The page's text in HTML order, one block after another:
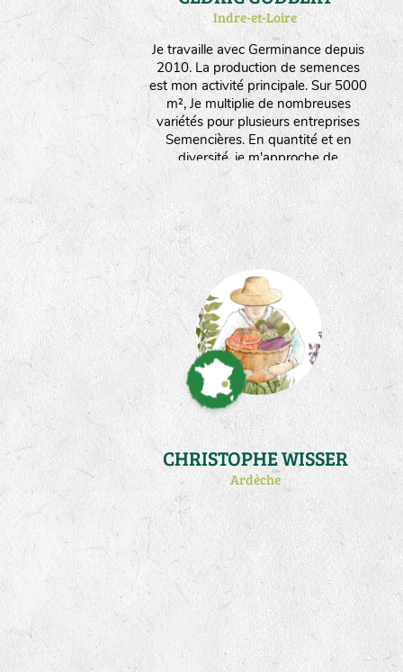
Je travaille avec Germinance depuis
2010. La production de semences
est mon activité principale. Sur 5000
m², Je multiplie de nombreuses
variétés pour plusieurs entreprises
Semencières. En quantité et en
diversité, je m'approche de
l'autonomie en graines nécessaire à
mon activité de production de plants
au printemps (atelier qui m'occupe à
temps plein de fevrier à début juin).
Je pratique la biodynamie et un peu
de traction animale.
Indre-et-Loire
CHRISTOPHE WISSER
Ardèche